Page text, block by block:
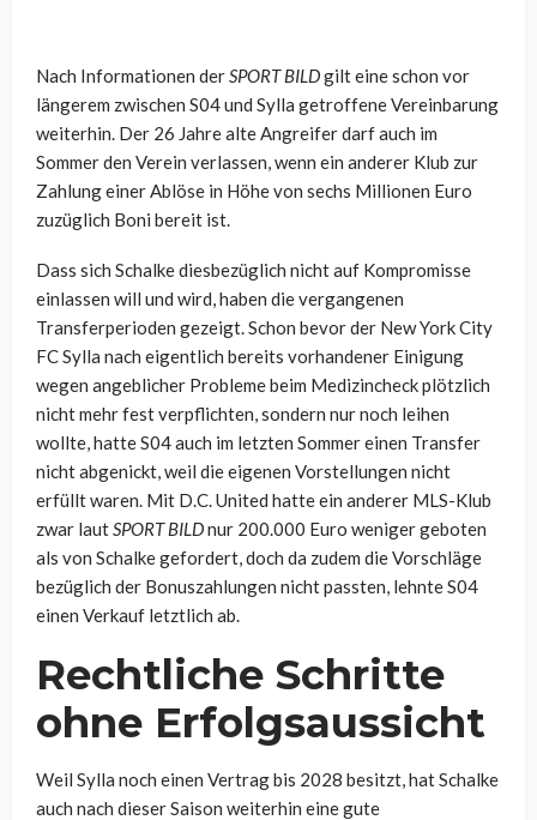
Nach Informationen derSPORT BILDgilt eine schon vor
längerem zwischen S04 und Sylla getroffene Vereinbarung
weiterhin. Der 26 Jahre alte Angreifer darf auch im
Sommer den Verein verlassen, wenn ein anderer Klub zur
Zahlung einer Ablöse in Höhe von sechs Millionen Euro
zuzüglich Boni bereit ist.
Dass sich Schalke diesbezüglich nicht auf Kompromisse
einlassen will und wird, haben die vergangenen
Transferperioden gezeigt. Schon bevor der New York City
FC Sylla nach eigentlich bereits vorhandener Einigung
wegen angeblicher Probleme beim Medizincheck plötzlich
nicht mehr fest verpflichten, sondern nur noch leihen
wollte, hatte S04 auch im letzten Sommer einen Transfer
nicht abgenickt, weil die eigenen Vorstellungen nicht
erfüllt waren. Mit D.C. United hatte ein anderer MLS-Klub
zwar lautSPORT BILDnur 200.000 Euro weniger geboten
als von Schalke gefordert, doch da zudem die Vorschläge
bezüglich der Bonuszahlungen nicht passten, lehnte S04
einen Verkauf letztlich ab.
Rechtliche Schritte
ohne Erfolgsaussicht
Weil Sylla noch einen Vertrag bis 2028 besitzt, hat Schalke
auch nach dieser Saison weiterhin eine gute